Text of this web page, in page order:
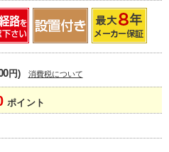
円) 消費税について
ポイント